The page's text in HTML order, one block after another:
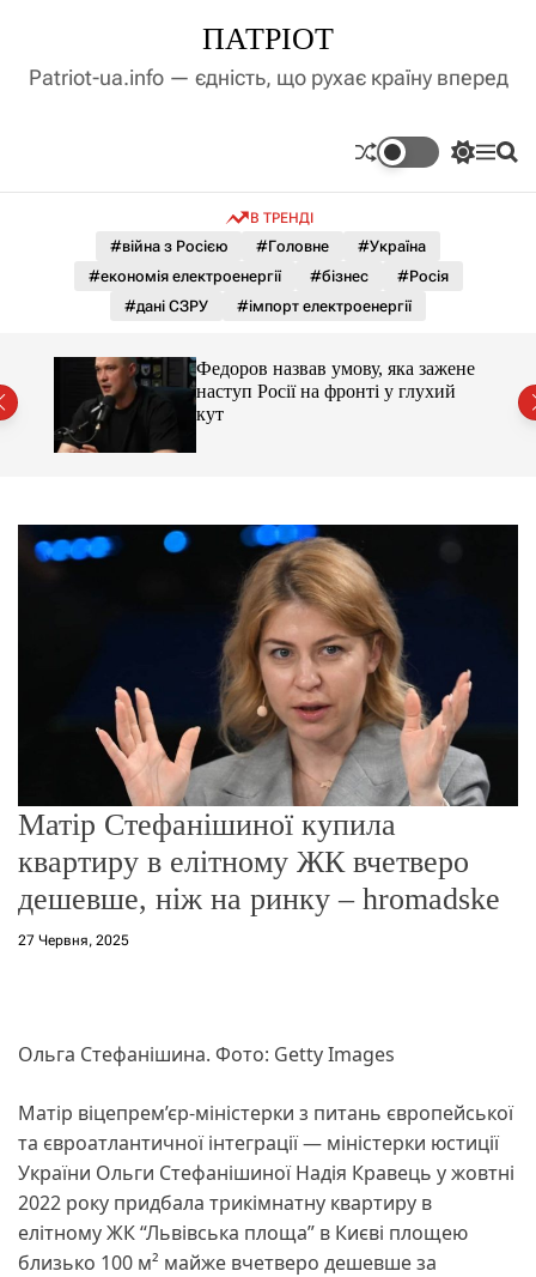
д
у
ПАТРІОТ
Patriot-ua.info — єдність, що рухає країну вперед
П
м
к
о
л
ь
г
М П
В ТРЕНДІ
#війна з Росією #Головне
#Україна
#економія електроенергії
#бізнес
#Росія
#дані СЗРУ
#імпорт електроенергії
Федоров назвав умову, яка зажене
наступ Росії на фронті у глухий
кут
Матір Стефанішиної купила
квартиру в елітному ЖК вчетверо
дешевше, ніж на ринку – hromadske
27 Червня, 2025
Ольга Стефанішина. Фото: Getty Images
Матір віцепрем’єр-міністерки з питань європейської
та євроатлантичної інтеграції — міністерки юстиції
України Ольги Стефанішиної Надія Кравець у жовтні
2022 року придбала трикімнатну квартиру в
елітному ЖК “Львівська площа” в Києві площею
близько 100 м² майже вчетверо дешевше за